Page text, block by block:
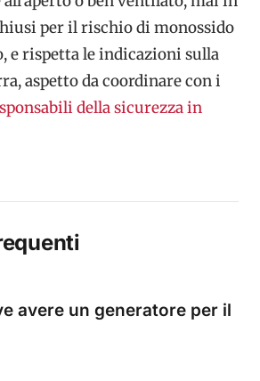
per il rischio di monossido
e rispetta le indicazioni sulla
aspetto da coordinare con i
della sicurezza in
avere un generatore per il